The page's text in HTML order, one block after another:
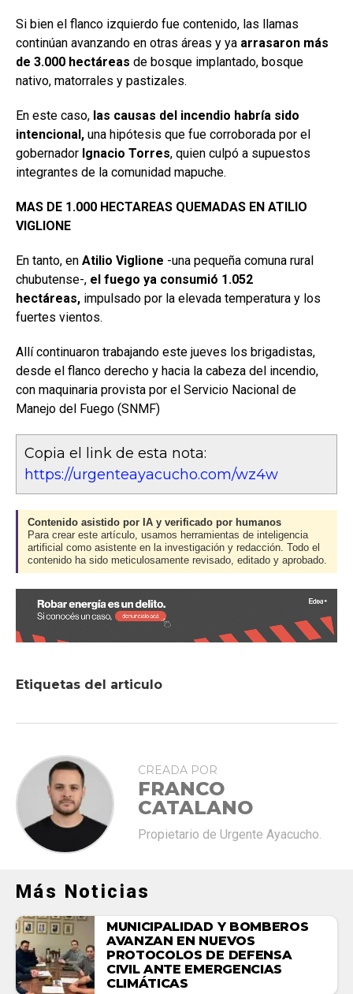
Si bien el flanco izquierdo fue contenido, las llamas
continúan avanzando en otras áreas y ya arrasaron más
de 3.000 hectáreas de bosque implantado, bosque
nativo, matorrales y pastizales.
En este caso, las causas del incendio habría sido
intencional, una hipótesis que fue corroborada por el
gobernador Ignacio Torres, quien culpó a supuestos
integrantes de la comunidad mapuche.
MAS DE 1.000 HECTAREAS QUEMADAS EN ATILIO
VIGLIONE
En tanto, en Atilio Viglione -una pequeña comuna rural
chubutense-, el fuego ya consumió 1.052
hectáreas, impulsado por la elevada temperatura y los
fuertes vientos.
Allí continuaron trabajando este jueves los brigadistas,
desde el flanco derecho y hacia la cabeza del incendio,
con maquinaria provista por el Servicio Nacional de
Manejo del Fuego (SNMF)
Copia el link de esta nota:
https://urgenteayacucho.com/wz4w
Contenido asistido por IA y verificado por humanos
Para crear este artículo, usamos herramientas de inteligencia
artificial como asistente en la investigación y redacción. Todo el
contenido ha sido meticulosamente revisado, editado y aprobado.
Etiquetas del articulo
CREADA POR
FRANCO
CATALANO
Propietario de Urgente Ayacucho.
Más Noticias
MUNICIPALIDAD Y BOMBEROS
AVANZAN EN NUEVOS
PROTOCOLOS DE DEFENSA
CIVIL ANTE EMERGENCIAS
CLIMÁTICAS